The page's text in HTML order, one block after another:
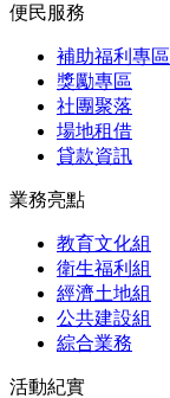
便民服務
補助福利專區
獎勵專區
社團聚落
場地租借
貸款資訊
業務亮點
教育文化組
衛生福利組
經濟土地組
公共建設組
綜合業務
活動紀實